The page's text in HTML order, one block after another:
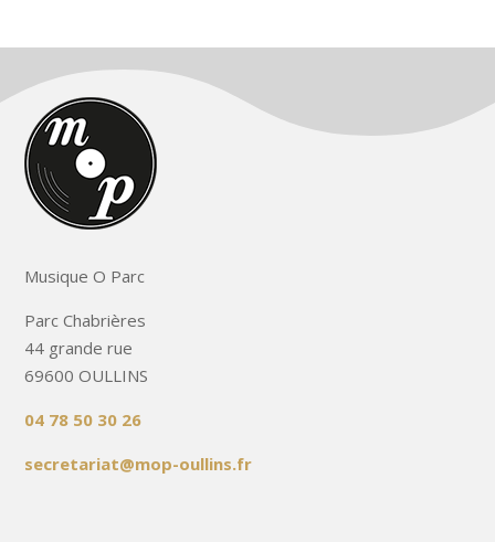
Musique O Parc
Parc Chabrières
44 grande rue
69600 OULLINS
04 78 50 30 26
secretariat@mop-oullins.fr